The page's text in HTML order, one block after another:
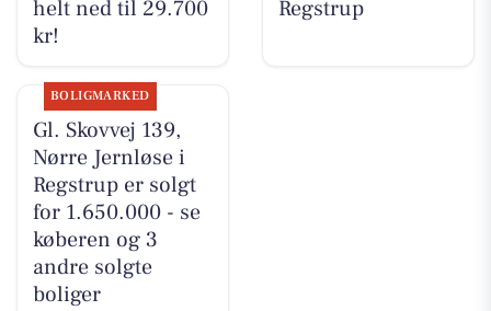
helt ned til 29.700
kr!
Regstrup
BOLIGMARKED
Gl. Skovvej 139,
Nørre Jernløse i
Regstrup er solgt
for 1.650.000 - se
køberen og 3
andre solgte
boliger